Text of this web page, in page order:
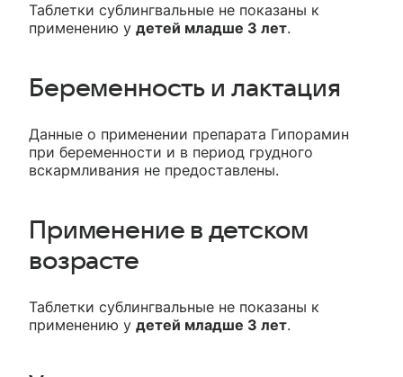
Таблетки сублингвальные не показаны к
применению у детей младше 3 лет.
Беременность и лактация
Данные о применении препарата Гипорамин
при беременности и в период грудного
вскармливания не предоставлены.
Применение в детском
возрасте
Таблетки сублингвальные не показаны к
применению у детей младше 3 лет.